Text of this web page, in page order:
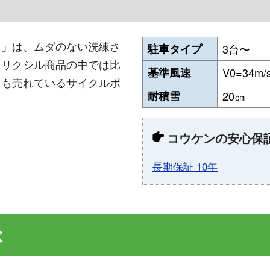
は、ムダのない洗練さ
クシル商品の中では比
売れているサイクルポ
駐車タイプ 3台〜
基準風速 V0=34m/
耐積雪 20㎝
コウケンの安心保
長期保証 10年